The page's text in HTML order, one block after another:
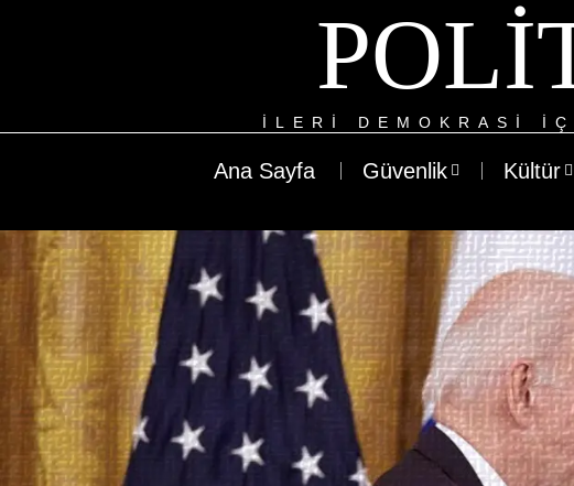
ILERI DEMOKRASI
Ana Sayfa Güvenlik Kültür